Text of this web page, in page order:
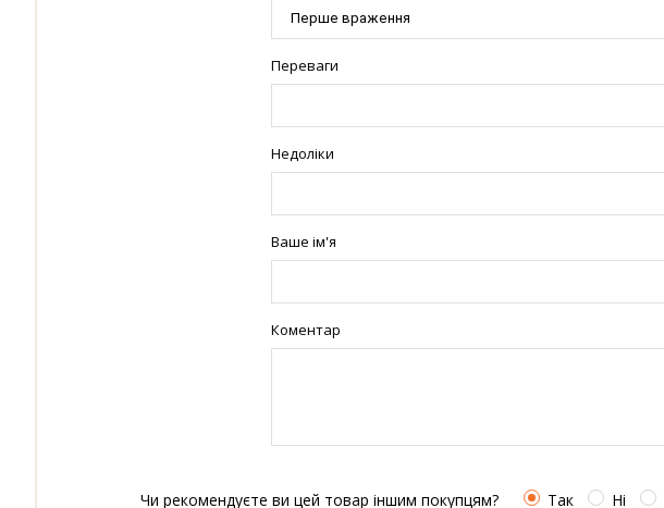
Переваги
Недоліки
Ваше ім'я
Коментар
Чи рекомендуєте ви цей товар іншим покупцям? Так Ні